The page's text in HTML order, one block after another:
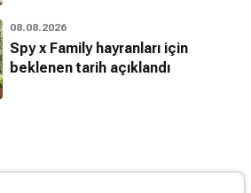
08.08.2026
Spy x Family hayranları için
beklenen tarih açıklandı